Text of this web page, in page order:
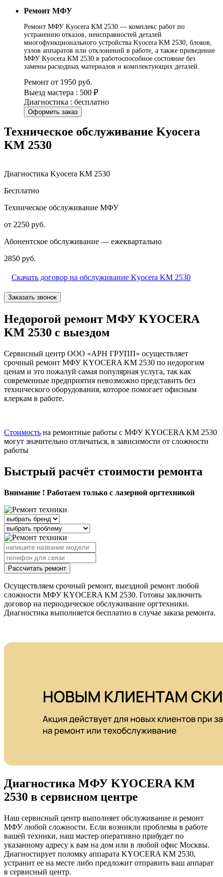
Ремонт МФУ
Ремонт МФУ Kyocera KM 2530 — комплекс работ по
устранению отказов, неисправностей деталей
многофункционального устройства Kyocera KM 2530, блоков,
узлов аппаратов или отклонений в работе, а также приведение
МФУ Kyocera KM 2530 в работоспособное состояние без
замены расходных материалов и комплектующих деталей.
Ремонт от 1950 руб.
Выезд мастера : 500 ₽
Диагностика : бесплатно
Оформить заказ
Техническое обслуживание Kyocera
KM 2530
Диагностика Kyocera KM 2530
Бесплатно
Техническое обслуживание МФУ
от 2250 руб.
Абонентское обслуживание — ежеквартально
2850 руб.
Скачать договор на обслуживание Kyocera KM 2530
Заказать звонок
Недорогой ремонт МФУ KYOCERA
KM 2530 с выездом
Сервисный центр ООО «АРН ГРУПП» осуществляет
срочный ремонт МФУ KYOCERA KM 2530 по недорогим
ценам и это пожалуй самая популярная услуга, так как
современные предприятия невозможно представить без
технического оборудования, которое помогает офисным
клеркам в работе.
Стоимость на ремонтные работы с МФУ KYOCERA KM 2530
могут значительно отличаться, в зависимости от сложности
работы
Быстрый расчёт стоимости ремонта
Внимание ! Работаем только с лазерной оргтехникой
Рассчитать ремонт
Осуществляем срочный ремонт, выездной ремонт любой
сложности МФУ KYOCERA KM 2530. Готовы заключить
договор на периодическое обслуживание оргтехники.
Диагностика выполняется бесплатно в случае заказа ремонта.
Диагностика МФУ KYOCERA KM
2530 в сервисном центре
Наш сервисный центр выполняет обслуживание и ремонт
МФУ любой сложности. Если возникли проблемы в работе
вашей техники, наш мастер оперативно прибудет по
указанному адресу к вам на дом или в любой офис Москвы.
Диагностирует поломку аппарата KYOCERA KM 2530,
устранит ее на месте либо предложит отправить ваш аппарат
в сервисный центр.